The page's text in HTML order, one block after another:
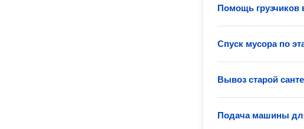
Помощь грузчиков
Спуск мусора по
Вывоз старой
Подача машины